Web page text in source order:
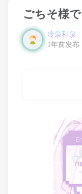
ごちそ様
冷泉和泉
1年前发布